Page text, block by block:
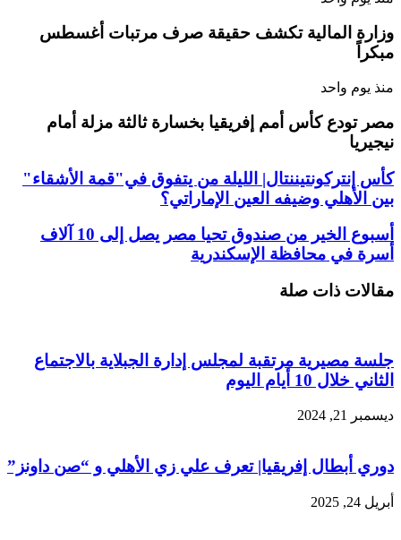
وزارة المالية تكشف حقيقة صرف مرتبات أغسطس
مبكراً
منذ يوم واحد
مصر تودع كأس أمم إفريقيا بخسارة ثالثة مزلة أمام
نيجيريا
كأس إنتركونتيننتال| الليلة من يتفوق في"قمة الأشقاء"
بين الأهلي وضيفه العين الإماراتي؟
أسبوع الخير من صندوق تحيا مصر يصل إلى 10 آلاف
أسرة في محافظة الإسكندرية
مقالات ذات صلة
جلسة مصيرية مرتقبة لمجلس إدارة الجبلاية بالاجتماع
الثاني خلال 10 أيام اليوم
ديسمبر 21, 2024
دوري أبطال إفريقيا| تعرف علي زي الأهلي و “صن داونز”
أبريل 24, 2025